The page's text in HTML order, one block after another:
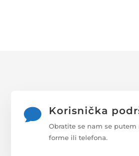
 Korisnička
Obratite se nam se
forme ili telefona.